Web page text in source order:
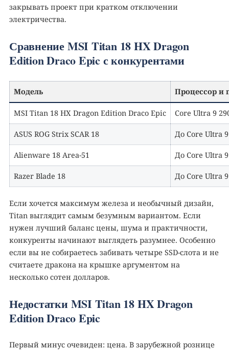
закрывать проект при кратком отключении
электричества.
Сравнение MSI Titan 18 HX Dragon
Edition Draco Epic с конкурентами
Модель Процессор и
MSI Titan 18 HX Dragon Edition Draco Epic Core Ultra 9
ASUS ROG Strix SCAR 18 До Core Ultra
Alienware 18 Area-51 До Core Ultra
Razer Blade 18 До Core Ultra
Если хочется максимум железа и необычный дизайн,
Titan выглядит самым безумным вариантом. Если
нужен лучший баланс цены, шума и практичности,
конкуренты начинают выглядеть разумнее. Особенно
если вы не собираетесь забивать четыре SSD-слота и не
считаете дракона на крышке аргументом на
несколько сотен долларов.
Недостатки MSI Titan 18 HX Dragon
Edition Draco Epic
Первый минус очевиден: цена. В зарубежной рознице